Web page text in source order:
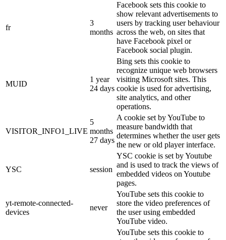
fr
3
months
Facebook sets this cookie to
show relevant advertisements to
users by tracking user behaviour
across the web, on sites that
have Facebook pixel or
Facebook social plugin.
MUID
1 year
24 days
Bing sets this cookie to
recognize unique web browsers
visiting Microsoft sites. This
cookie is used for advertising,
site analytics, and other
operations.
VISITOR_INFO1_LIVE
5
months
27 days
A cookie set by YouTube to
measure bandwidth that
determines whether the user gets
the new or old player interface.
YSC session
YSC cookie is set by Youtube
and is used to track the views of
embedded videos on Youtube
pages.
yt-remote-connected-
devices
never
YouTube sets this cookie to
store the video preferences of
the user using embedded
YouTube video.
YouTube sets this cookie to